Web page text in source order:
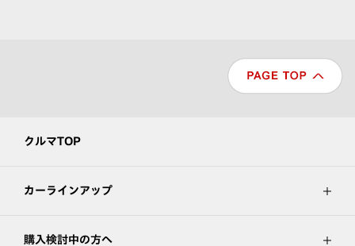
クルマTOP
カーラインアップ
購入検討中の方へ